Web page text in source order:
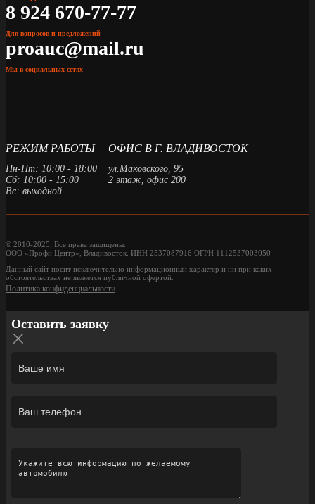
8 924 670-77-77
Для вопросов и предложений
proauc@mail.ru
Мы в социальных сетях
РЕЖИМ РАБОТЫ
Пн-Пт: 10:00 - 18:00
Сб: 10:00 - 15:00
Вс: выходной
ОФИС В Г. ВЛАДИВОСТОК
ул.Маковского, 95
2 этаж, офис 200
© 2010-2025. Все права защищены.
ООО «Профи Центр», Владивосток. ИНН 2537087916 ОГРН 1112537003050
Данный сайт носит исключительно информационный характер и ни при каких
обстоятельствах не является публичной офертой.
Политика конфиденциальности
Оставить заявку